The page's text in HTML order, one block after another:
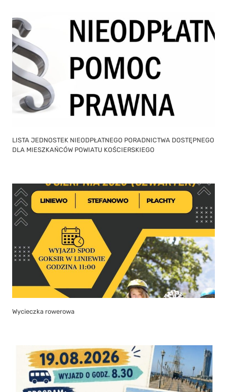
LISTA JEDNOSTEK NIEODPŁATNEGO PORADNICTWA DOSTĘPNEGO
DLA MIESZKAŃCÓW POWIATU KOŚCIERSKIEGO
Wycieczka rowerowa